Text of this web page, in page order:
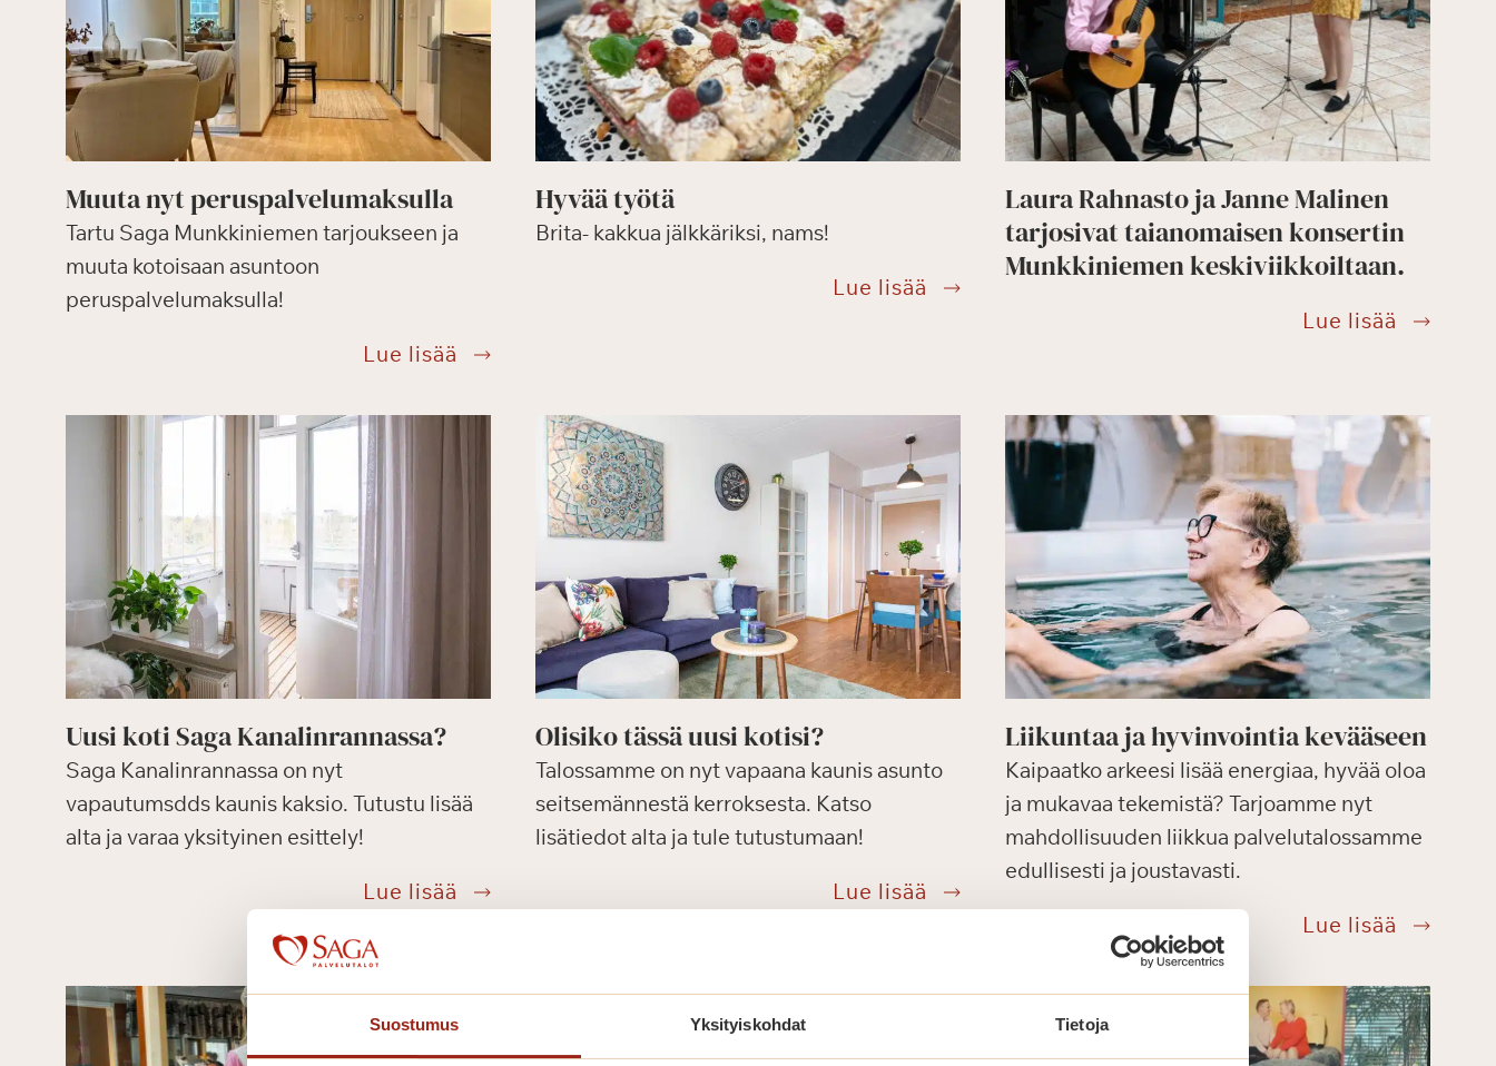
Suostumus Yksityiskohdat Tietoja
Muuta nyt peruspalvelumaksulla
Tartu Saga Munkkiniemen tarjoukseen ja
muuta kotoisaan asuntoon
peruspalvelumaksulla!
Lue lisää Muuta
peruspalvelumaksulla
Hyvää työtä
Brita- kakkua jälkkäriksi, nams!
Lue lisää Hyvää
Laura Rahnasto ja Janne Malinen
tarjosivat taianomaisen konsertin
Munkkiniemen keskiviikkoiltaan.
Lue lisää Laura
Janne
Malinen
tarjosivat
konsertin
Uusi koti Saga Kanalinrannassa?
Saga Kanalinrannassa on nyt
vapautumsdds kaunis kaksio. Tutustu lisää
alta ja varaa yksityinen esittely!
Lue lisää Uusi
Kanalinrannassa?
Olisiko tässä uusi kotisi?
Talossamme on nyt vapaana kaunis asunto
seitsemännestä kerroksesta. Katso
lisätiedot alta ja tule tutustumaan!
Lue lisää Olisiko
kotisi?
Liikuntaa ja hyvinvointia kevääseen
Kaipaatko arkeesi lisää energiaa, hyvää oloa
ja mukavaa tekemistä? Tarjoamme nyt
mahdollisuuden liikkua palvelutalossamme
edullisesti ja joustavasti.
Lue lisää Liikuntaa